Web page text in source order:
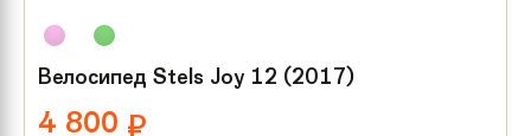
Велосипед Stels Joy 12 (2017)
4 800 ₽